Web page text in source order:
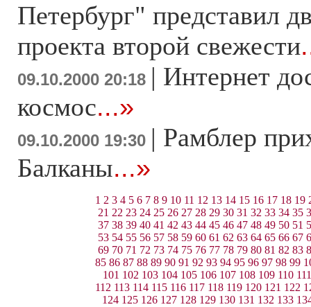
Петербург" представил
проекта второй свежести
09.10.2000 20:18 | Интернет
космос...»
09.10.2000 19:30 | Рамблер
Балканы...»
1 2 3 4 5 6 7 8 9 10 11 12 13 14 15 16 17 18 19
21 22 23 24 25 26 27 28 29 30 31 32 33 34 35
37 38 39 40 41 42 43 44 45 46 47 48 49 50 51
53 54 55 56 57 58 59 60 61 62 63 64 65 66 67
69 70 71 72 73 74 75 76 77 78 79 80 81 82 83
85 86 87 88 89 90 91 92 93 94 95 96 97 98 99
101 102 103 104 105 106 107 108 109 110 111
112 113 114 115 116 117 118 119 120 121 122
124 125 126 127 128 129 130 131 132 133